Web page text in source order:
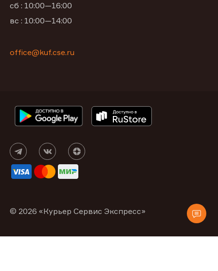
сб : 10:00—16:00
вс : 10:00—14:00
office@kuf.cse.ru
© 2026 «Курьер Сервис Экспресс»